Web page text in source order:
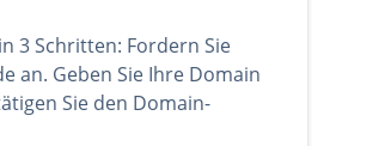
3 Schritten: Fordern Sie
an. Geben Sie Ihre Domain
Sie den Domain-